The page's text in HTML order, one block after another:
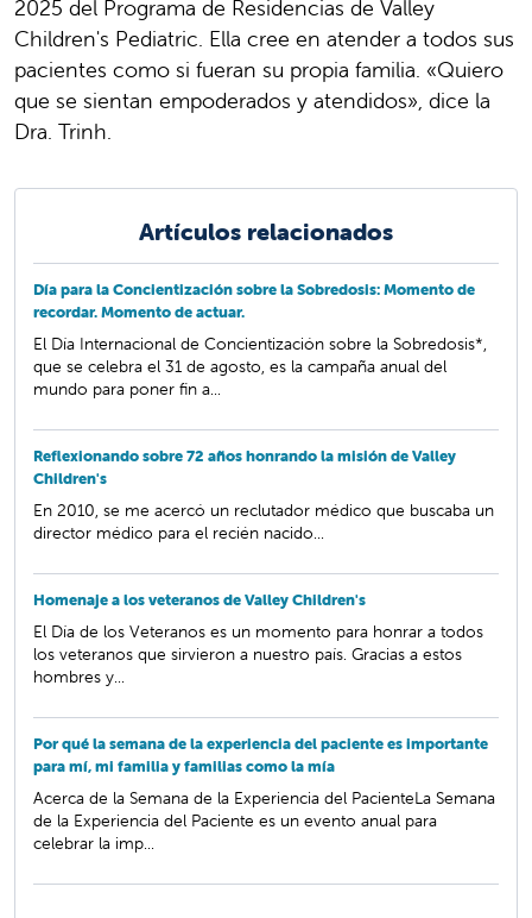
2025 del Programa de Residencias de Valley
Children's Pediatric. Ella cree en atender a todos sus
pacientes como si fueran su propia familia. «Quiero
que se sientan empoderados y atendidos», dice la
Dra. Trinh.
Artículos relacionados
Día para la Concientización sobre la Sobredosis: Momento de
recordar. Momento de actuar.
El Día Internacional de Concientización sobre la Sobredosis*,
que se celebra el 31 de agosto, es la campaña anual del
mundo para poner fin a...
Reflexionando sobre 72 años honrando la misión de Valley
Children's
En 2010, se me acercó un reclutador médico que buscaba un
director médico para el recién nacido...
Homenaje a los veteranos de Valley Children's
El Día de los Veteranos es un momento para honrar a todos
los veteranos que sirvieron a nuestro país. Gracias a estos
hombres y...
Por qué la semana de la experiencia del paciente es importante
para mí, mi familia y familias como la mía
Acerca de la Semana de la Experiencia del PacienteLa Semana
de la Experiencia del Paciente es un evento anual para
celebrar la imp...